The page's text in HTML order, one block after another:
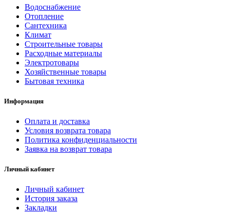
Водоснабжение
Отопление
Сантехника
Климат
Строительные товары
Расходные материалы
Электротовары
Хозяйственные товары
Бытовая техника
Информация
Оплата и доставка
Условия возврата товара
Политика конфиденциальности
Заявка на возврат товара
Личный кабинет
Личный кабинет
История заказа
Закладки